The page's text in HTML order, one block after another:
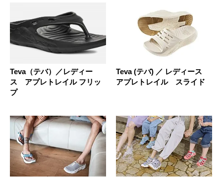
Teva（テバ）／レディー
ス アプレトレイル フリッ
プ
Teva (テバ) ／ レディース
アプレトレイル スライド